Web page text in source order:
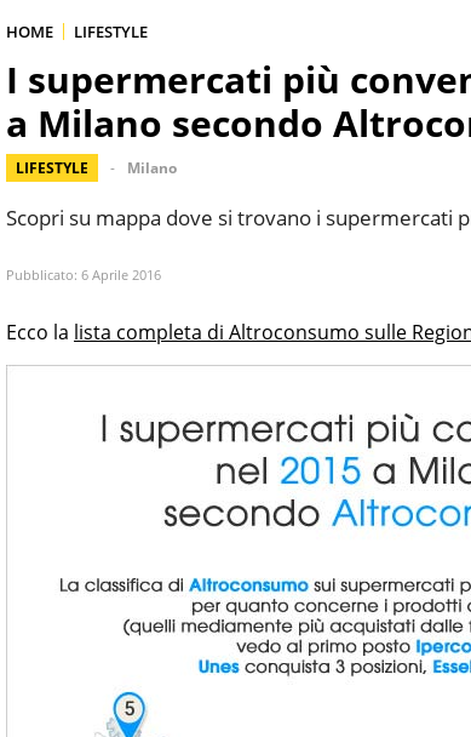
HOME LIFESTYLE
I supermercati più
a Milano secondo
LIFESTYLE Milano
Scopri su mappa dove si trovano i supermercati
Pubblicato: 6 Aprile 2016
Ecco la lista completa di Altroconsumo sulle